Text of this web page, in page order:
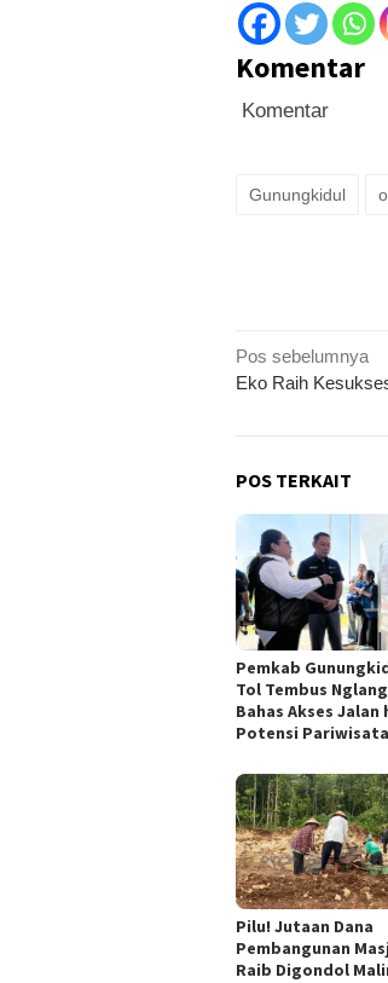
Komentar
Komentar
Gunungkidul
Navigasi
pos
Pos sebelumnya
Eko Raih
POS TERKAIT
Pemkab
Tol Tembus
Bahas Akses Jalan
Potensi Pariwisata
Pilu! Jutaan Dana
Pembangunan
Raib Digondol